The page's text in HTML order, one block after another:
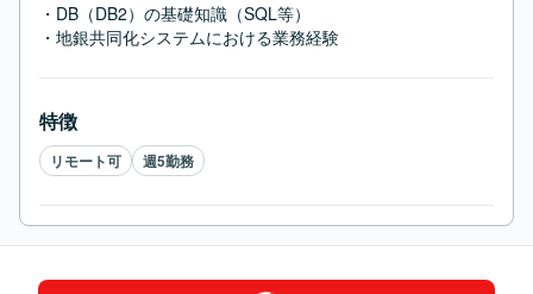
・DB（DB2）の基礎知識（SQL等）
・地銀共同化システムにおける業務経験
特徴
リモート可 週5勤務